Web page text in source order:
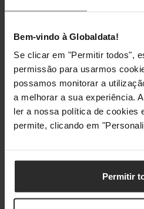
Bem-vindo à Globaldata!
Se clicar em "Permitir todos",
permissão para usarmos
possamos monitorar a
a melhorar a sua experiência.
ler a nossa política de cookies
permite, clicando em
Permitir
Sensibilidade dos
Microfone
Tipo de microfone